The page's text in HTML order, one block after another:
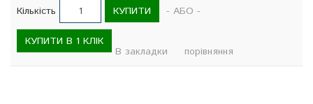
Кількість КУПИТИ - АБО -
КУПИТИ В 1 КЛІК
В закладки порівняння